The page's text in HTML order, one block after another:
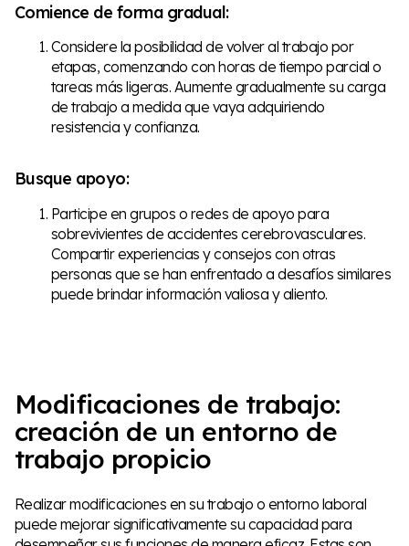
Comience de forma gradual:
Considere la posibilidad de volver al trabajo por
etapas, comenzando con horas de tiempo parcial o
tareas más ligeras. Aumente gradualmente su carga
de trabajo a medida que vaya adquiriendo
resistencia y confianza.
Busque apoyo:
Participe en grupos o redes de apoyo para
sobrevivientes de accidentes cerebrovasculares.
Compartir experiencias y consejos con otras
personas que se han enfrentado a desafíos similares
puede brindar información valiosa y aliento.
Modificaciones de trabajo:
creación de un entorno de
trabajo propicio
Realizar modificaciones en su trabajo o entorno laboral
puede mejorar significativamente su capacidad para